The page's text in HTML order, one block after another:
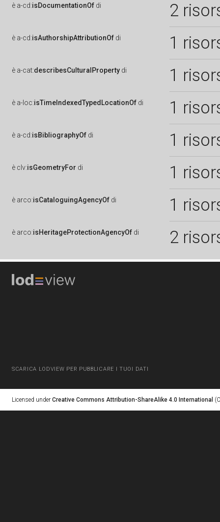
è a-cd:isDocumentationOf di 2
è a-cd:isAuthorshipAttributionOf di 1
è a-cat:describesCulturalProperty di 1
è a-loc:isTimeIndexedTypedLocationOf di 1
è a-cd:isBibliographyOf di 1
è clv:isGeometryFor di 1
è arco:isCataloguingAgencyOf di 1
è arco:isHeritageProtectionAgencyOf di 2
SCARICA LODVIEW PER PUBBLICARE I TUOI DATI
Licensed under Creative Commons Attribution-ShareAlike 4.0 International